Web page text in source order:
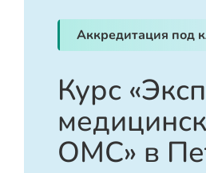
Аккредитация под
Курс
ОМС» в